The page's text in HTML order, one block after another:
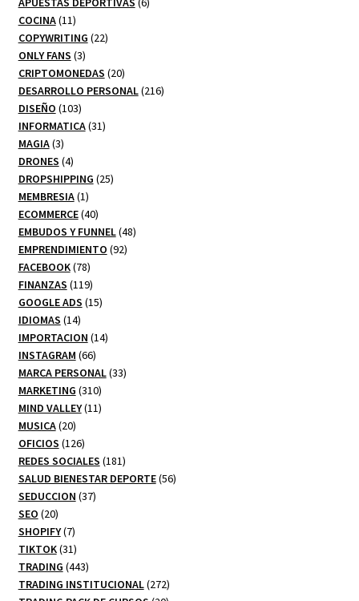
COCINA 1111
productos
COPYWRITING 2222
ONLY FANS 33
productos
CRIPTOMONEDAS 2020
productos
DESARROLLO PERSONAL 216216
DISEÑO 103103
productos
INFORMATICA 3131
MAGIA 33
productos
DRONES 44
productos
DROPSHIPPING 2525
MEMBRESIA 11
producto
ECOMMERCE 4040
productos
EMBUDOS Y FUNNEL 4848
EMPRENDIMIENTO 9292
FACEBOOK 7878
productos
FINANZAS 119119
productos
GOOGLE ADS 1515
IDIOMAS 1414
productos
IMPORTACION 1414
INSTAGRAM 6666
productos
MARCA PERSONAL 3333
MARKETING 310310
productos
MIND VALLEY 1111
MUSICA 2020
productos
OFICIOS 126126
productos
REDES SOCIALES 181181
productos
SALUD BIENESTAR DEPORTE 5656
SEDUCCION 3737
SEO 2020
productos
SHOPIFY 77
productos
TIKTOK 3131
productos
TRADING 443443
productos
TRADING INSTITUCIONAL 272272